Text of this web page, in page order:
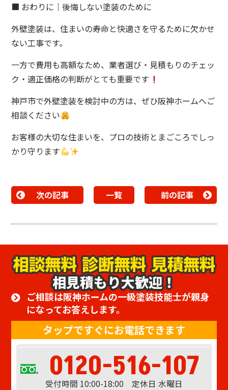
■ おわりに｜後悔しない塗装のために
外壁塗装は、住まいの寿命と快適さを守るために欠かせ
ない工事です。
一方で費用も高額なため、業者選び・見積もりのチェッ
ク・適正価格の判断がとても重要です
神戸市で外壁塗装を検討中の方は、ぜひ阪神ホームへご
相談ください
お客様の大切な住まいを、プロの技術とまごころでしっ
かり守ります
次の記事 一覧 前の記事
相見積もり大歓迎！
ご相談は阪神ホームの一級塗装技能士が親身
になってお答えします。
タップですぐにお電話できます
0120-516-107
受付時間 10:00-18:00 定休日 水曜日